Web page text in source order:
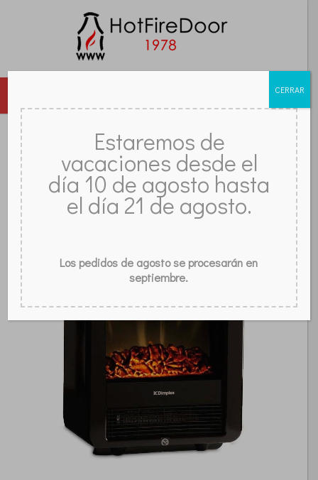
PUERTAS
OPINIONES FAQ TIENDA CONTACTAR BLOG
ESTUFAS DE GAS O CATALÍTICAS,
¿CUÁL ES LA MEJOR?
Estaremos de
vacaciones desde el
día 10 de agosto hasta
el día 21 de agosto.
Los pedidos de agosto se procesarán en
septiembre.
CERRAR